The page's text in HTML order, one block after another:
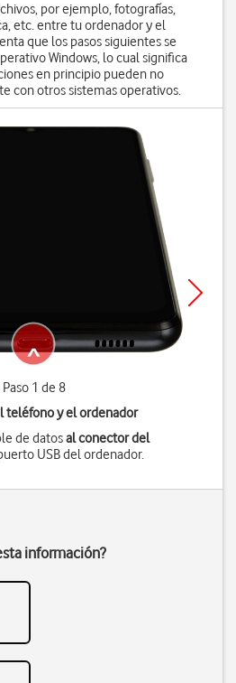
por ejemplo, fotografías,
etc. entre tu ordenador y el
que los pasos siguientes se
Windows, lo cual significa
en principio pueden no
con otros sistemas operativos.
Paso 1 de 8
teléfono y el ordenador
de datosal conector del
USB del ordenador.
información?